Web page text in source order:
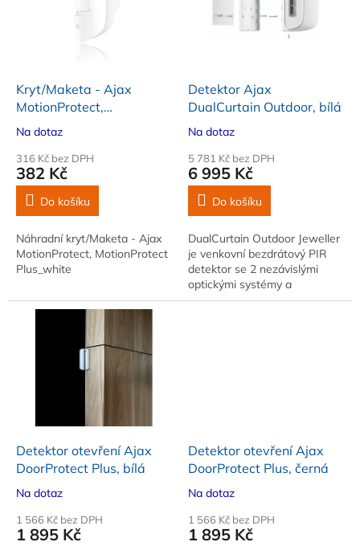
Kryt/Maketa - Ajax
MotionProtect,
MotionProtect Plus
Na dotaz
316 Kč bez DPH
382 Kč
Do košíku
Náhradní kryt/Maketa - Ajax
MotionProtect, MotionProtect
Plus_white
Detektor Ajax
DualCurtain Outdoor, bílá
Na dotaz
5 781 Kč bez DPH
6 995 Kč
Do košíku
DualCurtain Outdoor Jeweller
je venkovní bezdrátový PIR
detektor se 2 nezávislými
optickými systémy a
algoritmem ELSA pro přesné
Detektor otevření Ajax
DoorProtect Plus, bílá
Na dotaz
1 566 Kč bez DPH
1 895 Kč
Detektor otevření Ajax
DoorProtect Plus, černá
Na dotaz
1 566 Kč bez DPH
1 895 Kč